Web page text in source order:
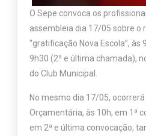
O Sepe convoca os
assembleia dia 17/05 sobre o
“gratificação Nova Escola”, às
9h30 (2ª e última chamada),
do Club Municipal.
No mesmo dia 17/05,
Orçamentária, às 10h, em 1ª
em 2ª e última convocação,